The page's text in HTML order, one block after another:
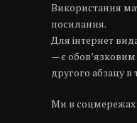
Використання
посилання.
Для інтернет
— є
другого абзацу в
Ми в соцмережах: